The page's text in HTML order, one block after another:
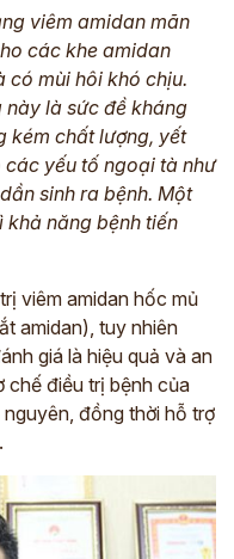
viêm amidan mãn
các khe amidan
có mùi hôi khó chịu.
này là sức đề kháng
kém chất lượng, yết
yếu tố ngoại tà như
sinh ra bệnh. Một
khả năng bệnh tiến
viêm amidan hốc mủ
amidan), tuy nhiên
giá là hiệu quả và an
chế điều trị bệnh của
đồng thời hỗ trợ